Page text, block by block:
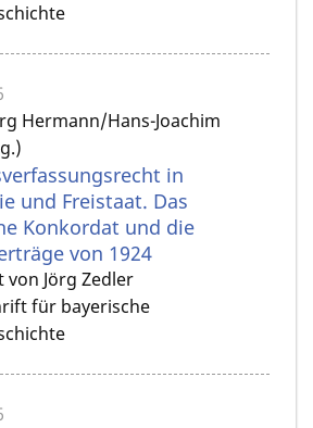
Hermann/Hans-Joachim
in
und Freistaat. Das
Konkordat und die
von 1924
von Jörg Zedler
für bayerische